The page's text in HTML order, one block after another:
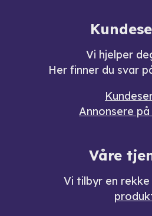
Vi hjelper
Her finner du svar
Annonsere
Våre
Vi tilbyr en rekke